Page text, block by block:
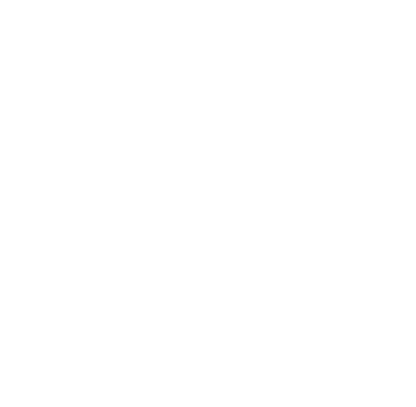
Windenergie, Wasserkraft, Sonnenenergie,